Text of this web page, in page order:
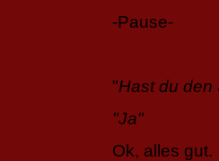
-Pause-
"Hast du den
"Ja"
Ok, alles gut.